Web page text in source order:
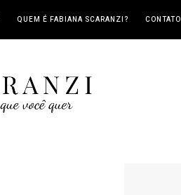
QUEM É FABIANA SCARANZI? CONTATO